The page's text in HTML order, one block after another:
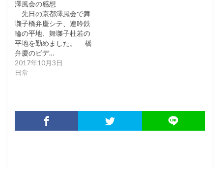
澤風会の感想
先日の京都澤風会で舞
囃子橋弁慶シテ、連吟鉄
輪の平地、舞囃子杜若の
平地を勤めました。 橋
弁慶のビデ…
2017年10月3日
日常